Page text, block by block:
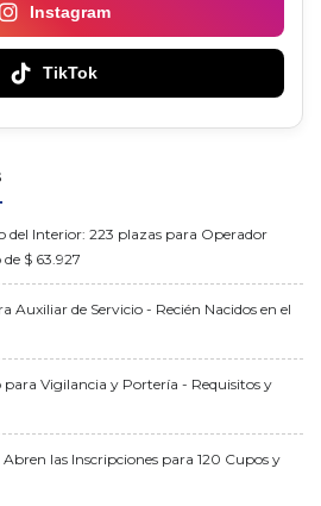
Instagram
TikTok
del Interior: 223 plazas para Operador
$ 63.927
Auxiliar de Servicio - Recién Nacidos en el
Vigilancia y Portería - Requisitos y
las Inscripciones para 120 Cupos y